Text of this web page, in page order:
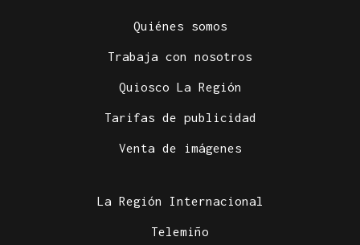
Quiénes somos
Trabaja con nosotros
Quiosco La Región
Tarifas de publicidad
Venta de imágenes
La Región Internacional
Telemiño